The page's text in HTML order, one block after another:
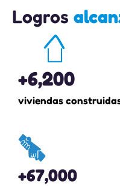
Logros
viviendas
+6,200
+67,000